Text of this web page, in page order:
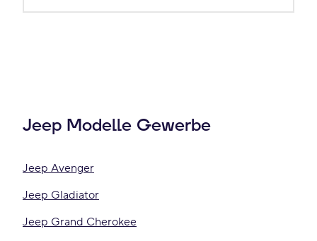
Jeep Modelle Gewerbe
Jeep Avenger
Jeep Gladiator
Jeep Grand Cherokee